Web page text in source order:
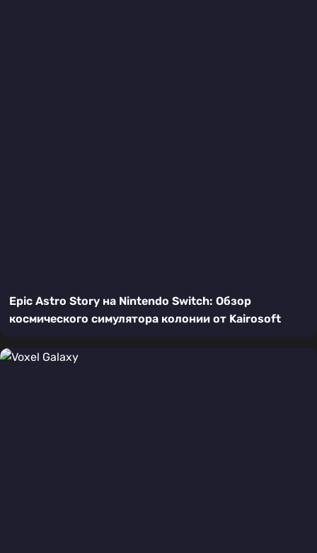
Epic Astro Story на Nintendo Switch: Обзор
космического симулятора колонии от Kairosoft